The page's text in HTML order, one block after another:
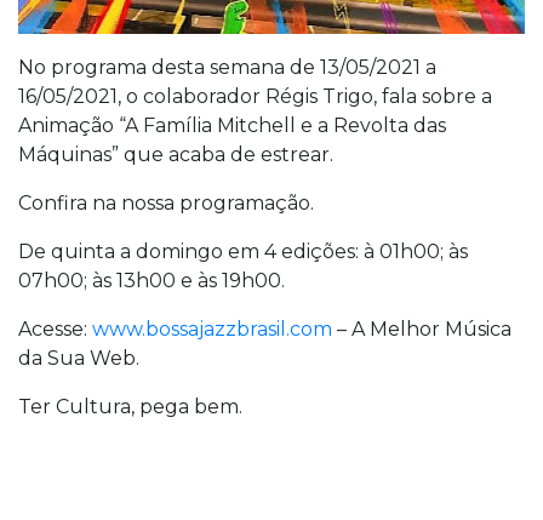
No programa desta semana de 13/05/2021 a
16/05/2021, o colaborador Régis Trigo, fala sobre a
Animação “A Família Mitchell e a Revolta das
Máquinas” que acaba de estrear.
Confira na nossa programação.
De quinta a domingo em 4 edições: à 01h00; às
07h00; às 13h00 e às 19h00.
Acesse: www.bossajazzbrasil.com – A Melhor Música
da Sua Web.
Ter Cultura, pega bem.